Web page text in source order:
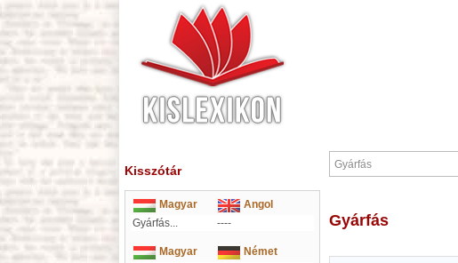
Kisszótár
Magyar
Angol
Gyárfás...
----
Magyar
Német
Gyárfás